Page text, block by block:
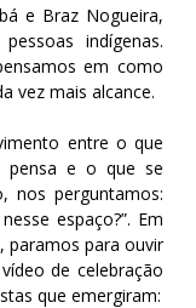
e Braz Nogueira,
indígenas.
em como
vez mais alcance.
entre o que
e o que se
nos perguntamos:
espaço?”. Em
paramos para ouvir
de celebração
que emergiram: